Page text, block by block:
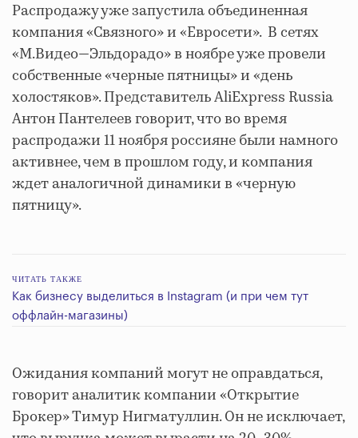
Распродажу уже запустила объединенная
компания «Связного» и «Евросети». В сетях
«М.Видео—Эльдорадо» в ноябре уже провели
собственные «черные пятницы» и «день
холостяков». Представитель AliExpress Russia
Антон Пантелеев говорит, что во время
распродажи 11 ноября россияне были намного
активнее, чем в прошлом году, и компания
ждет аналогичной динамики в «черную
пятницу».
ЧИТАТЬ ТАКЖЕ
Как бизнесу выделиться в Instagram (и при чем тут
оффлайн-магазины)
Ожидания компаний могут не оправдаться,
говорит аналитик компании «Открытие
Брокер» Тимур Нигматуллин. Он не исключает,